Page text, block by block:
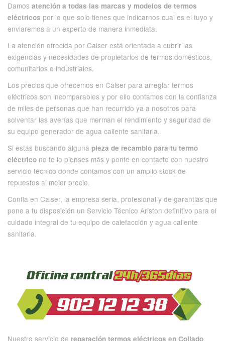
Damos atención a todas las marcas y modelos de termos
eléctricos por lo que solo tienes que indicarnos cual es el tuyo y
enviaremos a un experto de manera inmediata.
La atención ofrecida por Calser está orientada a cubrir las
exigencias y necesidades de propietarios de termos domésticos,
comunitarios o industriales.
Los precios que ofrecemos en Calser para arreglar termos
eléctricos son incomparables y por ello contamos con la confianza
de miles de personas que han recurrido ya a nosotros para
solventar las averías que merman el rendimiento y seguridad de
su equipo generador de agua caliente sanitaria.
Si estás buscando alguna pieza de recambio para tu termo
eléctrico no te lo pienses más y ponte en contacto con nuestro
servicio técnico donde contamos con un amplio stock de
repuestos al mejor precio.
Confia en Calser, la empresa seria, profesional y de garantias que
pone a tu disposición un Servicio Técnico Ariston definitivo para el
cuidado integral de tu equipo de calefacción y agua caliente
sanitaria.
Nuestro servicio de reparación termos eléctricos en Collado